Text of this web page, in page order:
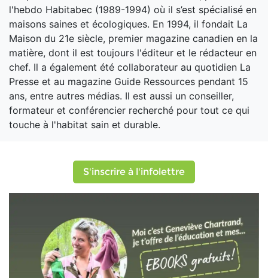
l'hebdo Habitabec (1989-1994) où il s’est spécialisé en
maisons saines et écologiques. En 1994, il fondait La
Maison du 21e siècle, premier magazine canadien en la
matière, dont il est toujours l'éditeur et le rédacteur en
chef. Il a également été collaborateur au quotidien La
Presse et au magazine Guide Ressources pendant 15
ans, entre autres médias. Il est aussi un conseiller,
formateur et conférencier recherché pour tout ce qui
touche à l'habitat sain et durable.
S'inscrire à l'infolettre